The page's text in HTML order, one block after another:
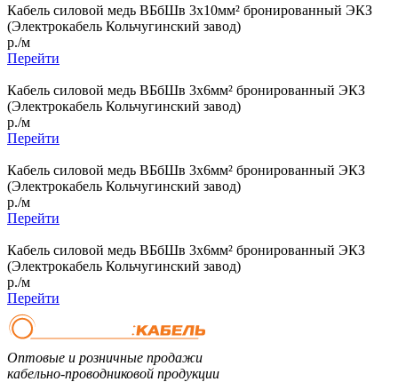
Кабель силовой медь ВБбШв 3x10мм² бронированный ЭКЗ
(Электрокабель Кольчугинский завод)
р./м
Перейти
Кабель силовой медь ВБбШв 3x6мм² бронированный ЭКЗ
(Электрокабель Кольчугинский завод)
р./м
Перейти
Кабель силовой медь ВБбШв 3x6мм² бронированный ЭКЗ
(Электрокабель Кольчугинский завод)
р./м
Перейти
Кабель силовой медь ВБбШв 3x6мм² бронированный ЭКЗ
(Электрокабель Кольчугинский завод)
р./м
Перейти
Оптовые и розничные продажи
кабельно-проводниковой продукции